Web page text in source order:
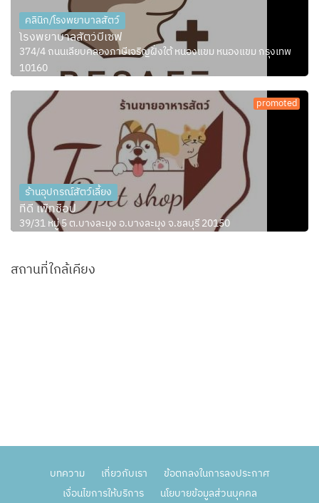
คลินิก/โรงพยาบาลสัตว์
โรงพยาบาลสัตว์บีเซฟ
374/4 ถนนเลียบคลองภาษีเจริญฝั่งใต้ หนองแขม หนองแขม กรุงเทพ
10160
promoted
ร้านอุปกรณ์สัตว์เลี้ยง
ทีดี เพ็ทช็อป
39/31 หมู่ 5 ต.บางละมุง อ.บางละมุง จ.ชลบุรี 20150
สถานที่ใกล้เคียง
บทความ เกี่ยวกับเรา
ข้อตกลงในการลงประกาศ
เงื่อนไขการให้บริการ
นโยบายข้อมูลส่วนบุคคล